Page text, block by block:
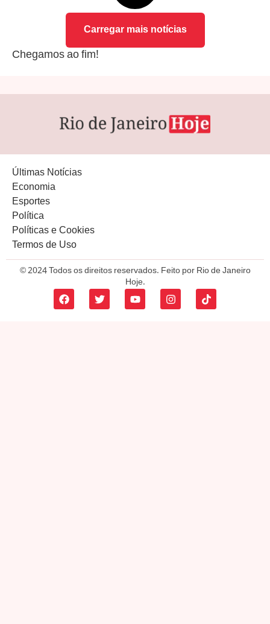
Carregar mais notícias
Chegamos ao fim!
Últimas Notícias
Economia
Esportes
Política
Políticas e Cookies
Termos de Uso
© 2024 Todos os direitos reservados. Feito por Rio de Janeiro
Hoje.